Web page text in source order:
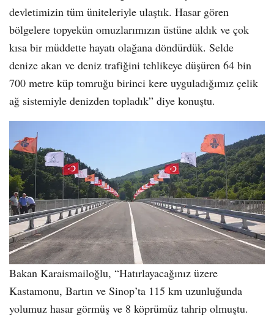
devletimizin tüm üniteleriyle ulaştık. Hasar gören
bölgelere topyekün omuzlarımızın üstüne aldık ve çok
kısa bir müddette hayatı olağana döndürdük. Selde
denize akan ve deniz trafiğini tehlikeye düşüren 64 bin
700 metre küp tomruğu birinci kere uyguladığımız çelik
ağ sistemiyle denizden topladık” diye konuştu.
Bakan Karaismailoğlu, “Hatırlayacağınız üzere
Kastamonu, Bartın ve Sinop’ta 115 km uzunluğunda
yolumuz hasar görmüş ve 8 köprümüz tahrip olmuştu.